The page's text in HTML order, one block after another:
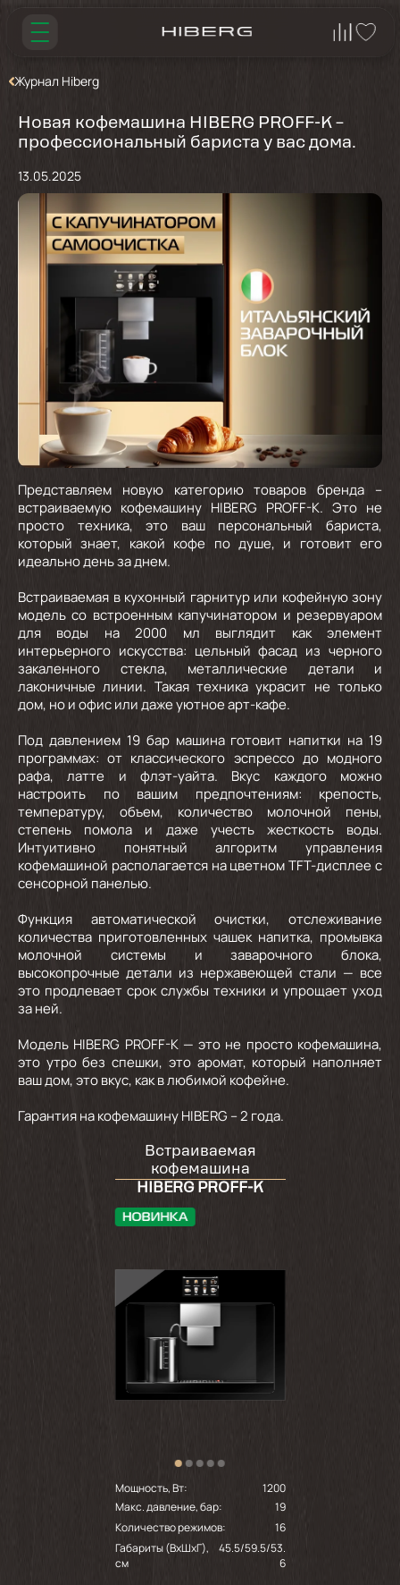
Журнал Hiberg
Новая кофемашина HIBERG PROFF-K –
профессиональный бариста у вас дома.
13.05.2025
Представляем новую категорию товаров бренда –
встраиваемую кофемашину HIBERG PROFF-K. Это не
просто техника, это ваш персональный бариста,
который знает, какой кофе по душе, и готовит его
идеально день за днем.
Встраиваемая в кухонный гарнитур или кофейную зону
модель со встроенным капучинатором и резервуаром
для воды на 2000 мл выглядит как элемент
интерьерного искусства: цельный фасад из черного
закаленного стекла, металлические детали и
лаконичные линии. Такая техника украсит не только
дом, но и офис или даже уютное арт-кафе.
Под давлением 19 бар машина готовит напитки на 19
программах: от классического эспрессо до модного
рафа, латте и флэт-уайта. Вкус каждого можно
настроить по вашим предпочтениям: крепость,
температуру, объем, количество молочной пены,
степень помола и даже учесть жесткость воды.
Интуитивно понятный алгоритм управления
кофемашиной располагается на цветном TFT-дисплее с
сенсорной панелью.
Функция автоматической очистки, отслеживание
количества приготовленных чашек напитка, промывка
молочной системы и заварочного блока,
высокопрочные детали из нержавеющей стали — все
это продлевает срок службы техники и упрощает уход
за ней.
Модель HIBERG PROFF-K — это не просто кофемашина,
это утро без спешки, это аромат, который наполняет
ваш дом, это вкус, как в любимой кофейне.
Гарантия на кофемашину HIBERG – 2 года.
Встраиваемая
кофемашина
HIBERG PROFF-K
Мощность, Вт:
1200
Макс. давление, бар:
19
Количество режимов:
16
Габариты (ВхШхГ),
см
45.5/59.5/53.
6